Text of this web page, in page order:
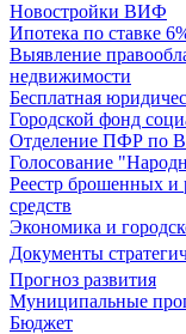
Новостройки ВИФ
Ипотека по ставке
Выявление
недвижимости
Бесплатная
Городской фонд
Отделение ПФР по
Голосование
Реестр брошенных и
средств
Экономика и
Документы
Прогноз развития
Муниципальные
Бюджет